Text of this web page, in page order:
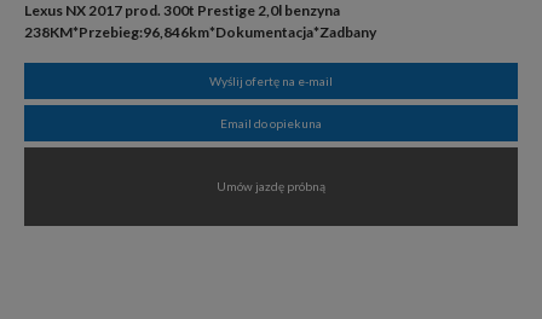
Lexus NX 2017 prod. 300t Prestige 2,0l benzyna
238KM*Przebieg:96,846km*Dokumentacja*Zadbany
Wyślij ofertę na e-mail
Email do opiekuna
Umów jazdę próbną